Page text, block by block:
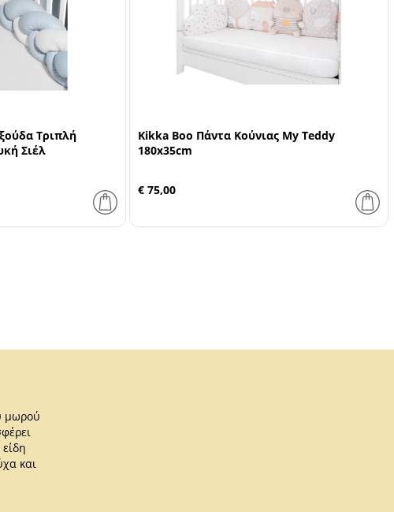
Τριπλή
Σιέλ
Kikka Boo Πάντα Κούνιας My Teddy
180x35cm
€ 75,00
μωρού
και